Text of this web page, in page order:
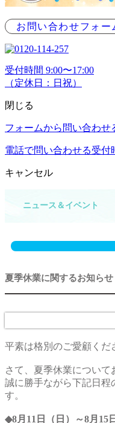
お問い合わせフォー
受付時間 9:00〜17:00
（定休日：日祝）
閉じる
フォームから問い合わせ
電話で問い合わせる受付
キャンセル
ニュース＆イベント
夏季休業に関するお知らせ
平素は格別のご愛顧くだ
さて、夏季休業について
誠に勝手ながら下記日程
す。
◆8月11日（日）～8月15